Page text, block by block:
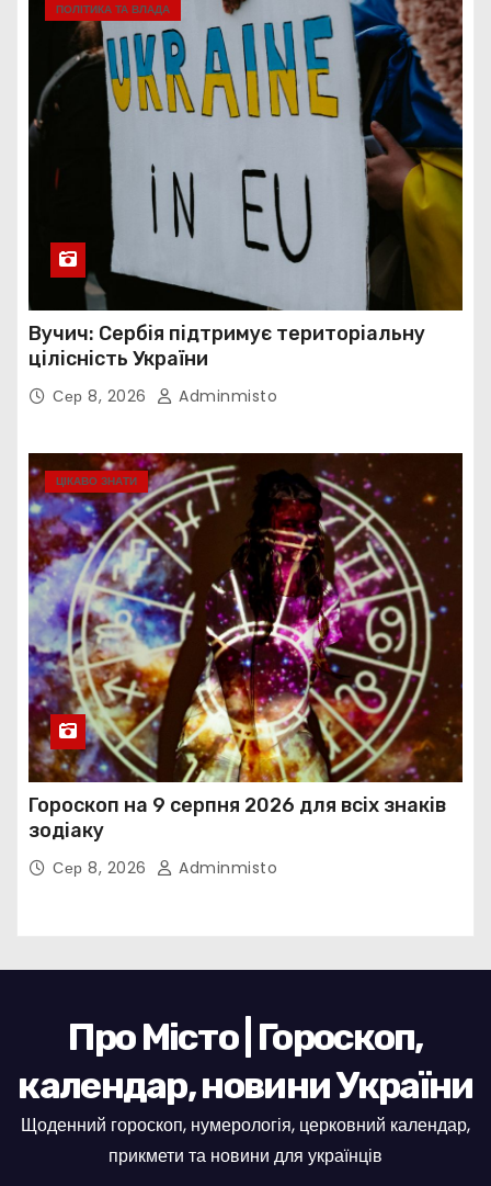
ПОЛІТИКА ТА ВЛАДА
Вучич: Сербія підтримує територіальну
цілісність України
Сер 8, 2026 Adminmisto
ЦІКАВО ЗНАТИ
Гороскоп на 9 серпня 2026 для всіх знаків
зодіаку
Сер 8, 2026 Adminmisto
Про Місто | Гороскоп,
календар, новини України
Щоденний гороскоп, нумерологія, церковний календар,
прикмети та новини для українців